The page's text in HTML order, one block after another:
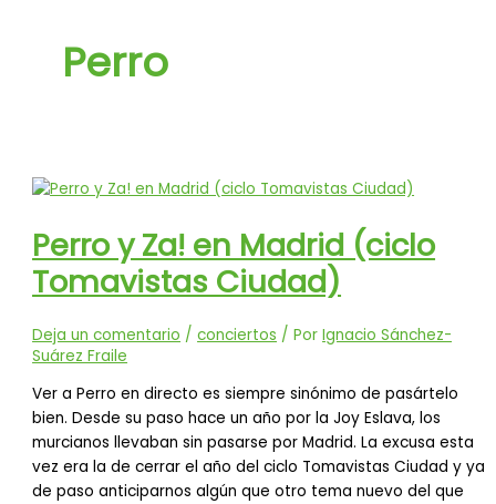
Perro
Perro y Za! en Madrid (ciclo
Tomavistas Ciudad)
Deja un comentario /conciertos / PorIgnacio Sánchez-
Suárez Fraile
Ver a Perro en directo es siempre sinónimo de pasártelo
bien. Desde su paso hace un año por la Joy Eslava, los
murcianos llevaban sin pasarse por Madrid. La excusa esta
vez era la de cerrar el año del ciclo Tomavistas Ciudad y ya
de paso anticiparnos algún que otro tema nuevo del que